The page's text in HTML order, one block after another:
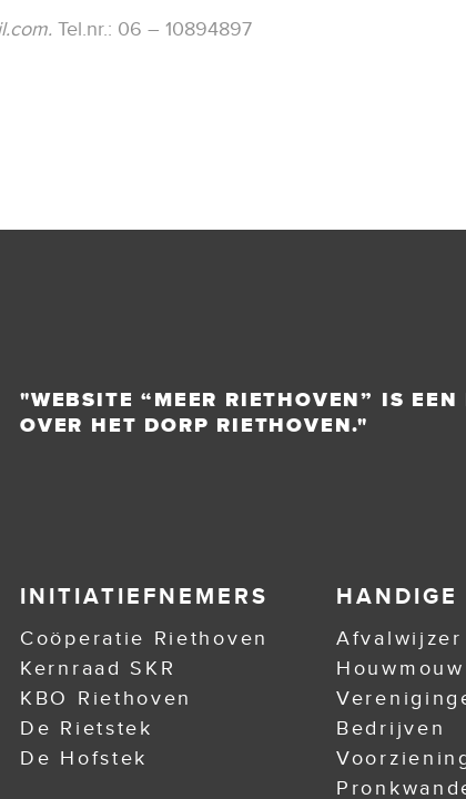
. Tel.nr.: 06 – 10894897
"WEBSITE “MEER RIETHOVEN” IS
OVER HET DORP RIETHOVEN."
INITIATIEFNEMERS
Coöperatie Riethoven
Kernraad SKR
KBO Riethoven
De Rietstek
De Hofstek
HANDIGE
Afvalwijzer
Houwmouw
Bedrijven